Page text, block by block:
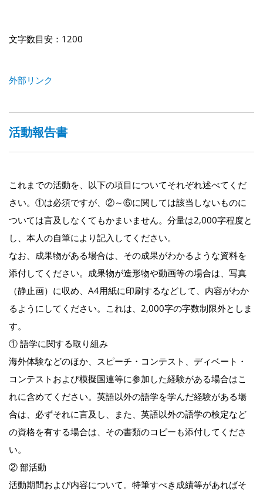
文字数目安：1200
外部リンク
活動報告書
これまでの活動を、以下の項目についてそれぞれ述べてくだ
さい。①は必須ですが、②～⑥に関しては該当しないものに
ついては言及しなくてもかまいません。分量は2,000字程度と
し、本人の自筆により記入してください。
なお、成果物がある場合は、その成果がわかるような資料を
添付してください。成果物が造形物や動画等の場合は、写真
（静止画）に収め、A4用紙に印刷するなどして、内容がわか
るようにしてください。これは、2,000字の字数制限外としま
す。
① 語学に関する取り組み
海外体験などのほか、スピーチ・コンテスト、ディベート・
コンテストおよび模擬国連等に参加した経験がある場合はこ
れに含めてください。英語以外の語学を学んだ経験がある場
合は、必ずそれに言及し、また、英語以外の語学の検定など
の資格を有する場合は、その書類のコピーも添付してくださ
い。
② 部活動
活動期間および内容について。特筆すべき成績等があればそ